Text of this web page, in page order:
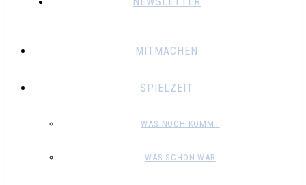
MITMACHEN
SPIELZEIT
WAS NOCH KOMMT
WAS SCHON WAR